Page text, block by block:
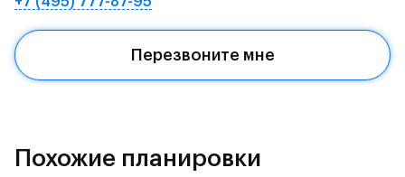
Красногорское и Рублево-Успенское шоссе.
Поблизости расположено новое наземное метро
МЦД «Одинцово».
Территория леса доступна для пеших и
Перезвоните мне
Похожие планировки